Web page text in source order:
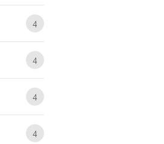
4
4
4
4